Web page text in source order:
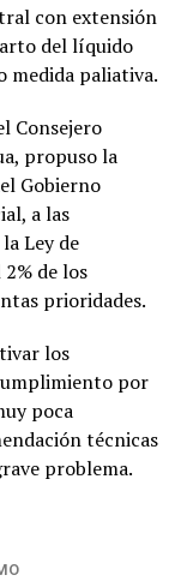
con extensión
del líquido
medida paliativa.
Consejero
propuso la
Gobierno
a las
Ley de
de los
prioridades.
los
por
poca
técnicas
problema.